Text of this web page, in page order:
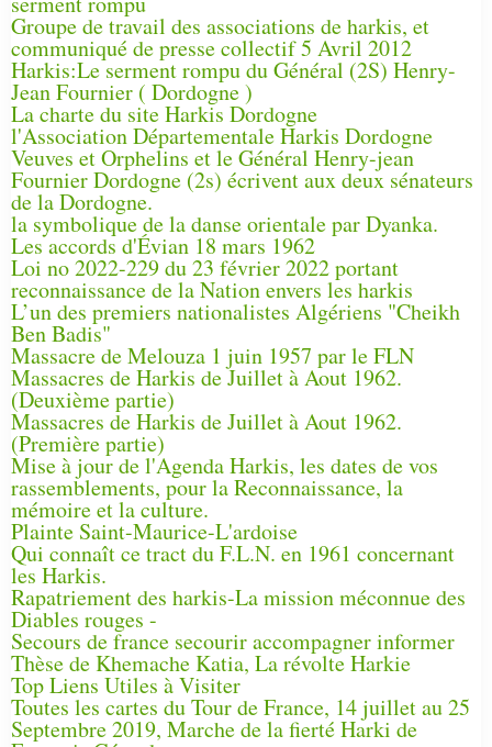
Groupe de travail des associations de harkis, et
communiqué de presse collectif 5 Avril 2012
Harkis:Le serment rompu du Général (2S) Henry-
Jean Fournier ( Dordogne )
La charte du site Harkis Dordogne
l'Association Départementale Harkis Dordogne
Veuves et Orphelins et le Général Henry-jean
Fournier Dordogne (2s) écrivent aux deux sénateurs
de la Dordogne.
la symbolique de la danse orientale par Dyanka.
Les accords d'Évian 18 mars 1962
Loi no 2022-229 du 23 février 2022 portant
reconnaissance de la Nation envers les harkis
L’un des premiers nationalistes Algériens "Cheikh
Ben Badis"
Massacre de Melouza 1 juin 1957 par le FLN
Massacres de Harkis de Juillet à Aout 1962.
(Deuxième partie)
Massacres de Harkis de Juillet à Aout 1962.
(Première partie)
Mise à jour de l'Agenda Harkis, les dates de vos
rassemblements, pour la Reconnaissance, la
mémoire et la culture.
Plainte Saint-Maurice-L'ardoise
Qui connaît ce tract du F.L.N. en 1961 concernant
les Harkis.
Rapatriement des harkis-La mission méconnue des
Diables rouges -
Secours de france secourir accompagner informer
Thèse de Khemache Katia, La révolte Harkie
Top Liens Utiles à Visiter
Toutes les cartes du Tour de France, 14 juillet au 25
Septembre 2019, Marche de la fierté Harki de